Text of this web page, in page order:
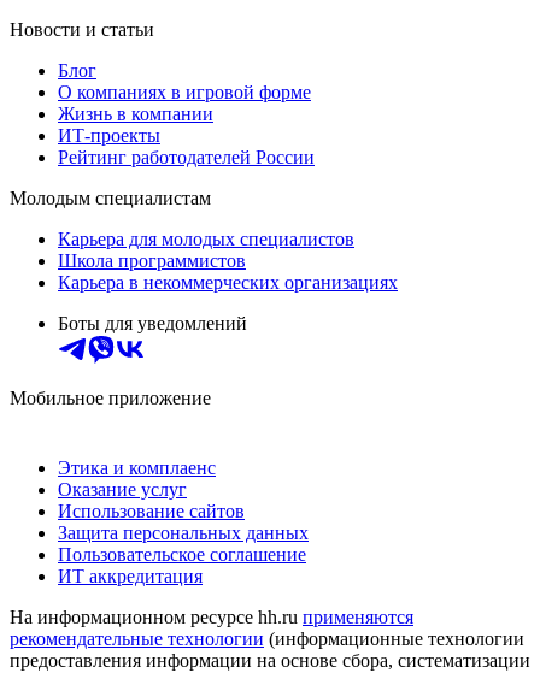
Новости и статьи
Блог
О компаниях в игровой форме
Жизнь в компании
ИТ-проекты
Рейтинг работодателей России
Молодым специалистам
Карьера для молодых специалистов
Школа программистов
Карьера в некоммерческих организациях
Боты для уведомлений
Мобильное приложение
Этика и комплаенс
Оказание услуг
Использование сайтов
Защита персональных данных
Пользовательское соглашение
ИТ аккредитация
На информационном ресурсе hh.ru применяются
рекомендательные технологии (информационные технологии
предоставления информации на основе сбора, систематизации